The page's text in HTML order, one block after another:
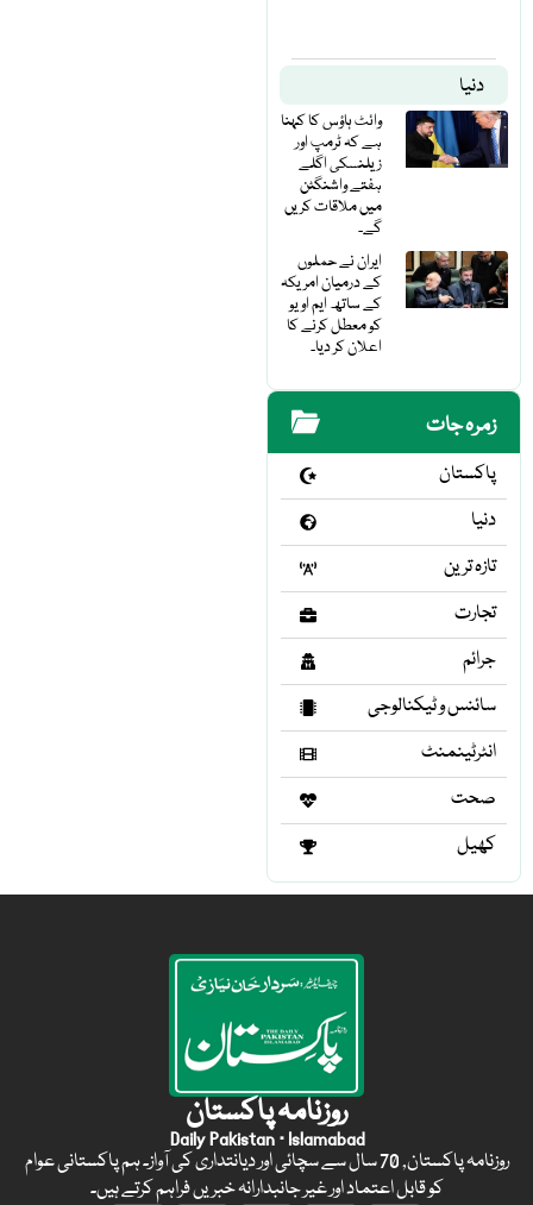
دنیا
وائٹ ہاؤس کا کہنا
ہے کہ ٹرمپ اور
زیلنسکی اگلے
ہفتے واشنگٹن
میں ملاقات کریں
گے۔
ایران نے حملوں
کے درمیان امریکہ
کے ساتھ ایم او یو
کو معطل کرنے کا
اعلان کر دیا۔
زمرہ جات
پاکستان
دنیا
تازہ ترین
تجارت
جرائم
سائنس و ٹیکنالوجی
انٹرٹینمنٹ
صحت
کھیل
روزنامہ پاکستان
Daily Pakistan · Islamabad
روزنامہ پاکستان, 70 سال سے سچائی اور دیانتداری کی آواز۔ ہم پاکستانی عوام
کو قابل اعتماد اور غیر جانبدارانہ خبریں فراہم کرتے ہیں۔